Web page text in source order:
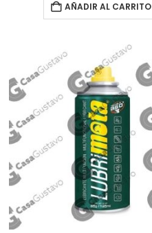
AÑADIR AL CARRITO